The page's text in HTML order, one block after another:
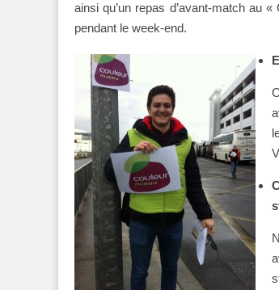
ainsi qu’un repas d’avant-match au
pendant le week-end.